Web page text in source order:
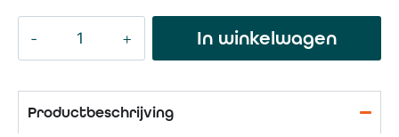
In winkelwagen
Productbeschrijving